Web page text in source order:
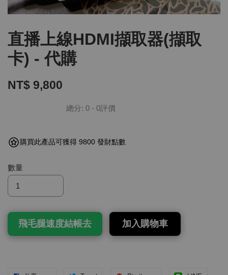
直播上線HDMI擷取器(擷取
卡) - 代購
NT$ 9,800
總分: 0 - 0評價
購買此產品可獲得 9800 發財點數
數量
飛毛腿速度結帳去 加入購物車